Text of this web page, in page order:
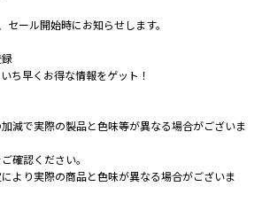
ール開始時にお知らせします。
ち早くお得な情報をゲット！
減で実際の製品と色味等が異なる場合がございま
確認ください。
より実際の商品と色味が異なる場合がございま